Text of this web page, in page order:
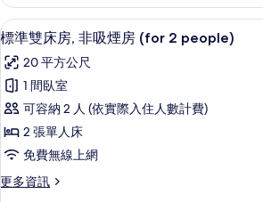
房
(for
2
people)
的
所
有
相
床
房,
吸
煙
房
(for
2
people)
的
詳
顯
示
標
準
雙
床
非
標準雙床
6
標準雙床房, 非吸煙房 (for 2 people)
20 平方公尺
1 間臥室
可容納 2 人 (依實際入住人數計費)
2 張單人床
免費無線上網
更多資訊
更